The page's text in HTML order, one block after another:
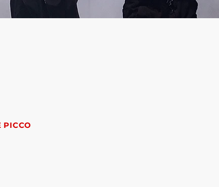
PICCO